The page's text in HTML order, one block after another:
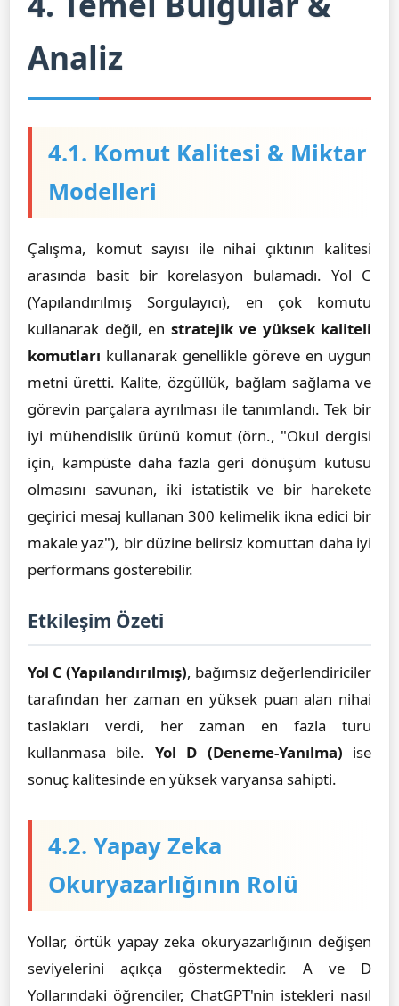
Analiz
4.1. Komut Kalitesi & Miktar
Modelleri
Çalışma, komut sayısı ile nihai çıktının kalitesi
arasında basit bir korelasyon bulamadı. Yol C
(Yapılandırılmış Sorgulayıcı), en çok komutu
kullanarak değil, en stratejik ve yüksek kaliteli
komutları kullanarak genellikle göreve en uygun
metni üretti. Kalite, özgüllük, bağlam sağlama ve
görevin parçalara ayrılması ile tanımlandı. Tek bir
iyi mühendislik ürünü komut (örn., "Okul dergisi
için, kampüste daha fazla geri dönüşüm kutusu
olmasını savunan, iki istatistik ve bir harekete
geçirici mesaj kullanan 300 kelimelik ikna edici bir
makale yaz"), bir düzine belirsiz komuttan daha iyi
performans gösterebilir.
Etkileşim Özeti
Yol C (Yapılandırılmış), bağımsız değerlendiriciler
tarafından her zaman en yüksek puan alan nihai
taslakları verdi, her zaman en fazla turu
kullanmasa bile. Yol D (Deneme-Yanılma) ise
sonuç kalitesinde en yüksek varyansa sahipti.
4.2. Yapay Zeka
Okuryazarlığının Rolü
Yollar, örtük yapay zeka okuryazarlığının değişen
seviyelerini açıkça göstermektedir. A ve D
Yollarındaki öğrenciler, ChatGPT'nin istekleri nasıl